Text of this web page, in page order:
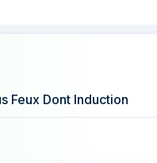
Premiere
Feux Dont Induction